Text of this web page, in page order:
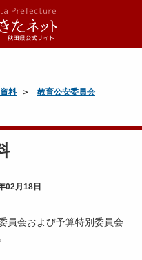
料
教育公安委員会
02月18日
員会および予算特別委員会